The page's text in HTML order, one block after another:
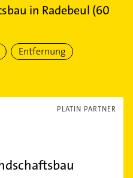
in Radebeul (60
Entfernung
PLATIN PARTNER